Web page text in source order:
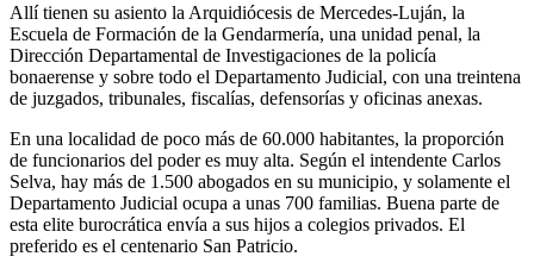
Allí tienen su asiento la Arquidiócesis de Mercedes-Luján, la
Escuela de Formación de la Gendarmería, una unidad penal, la
Dirección Departamental de Investigaciones de la policía
bonaerense y sobre todo el Departamento Judicial, con una treintena
de juzgados, tribunales, fiscalías, defensorías y oficinas anexas.
En una localidad de poco más de 60.000 habitantes, la proporción
de funcionarios del poder es muy alta. Según el intendente Carlos
Selva, hay más de 1.500 abogados en su municipio, y solamente el
Departamento Judicial ocupa a unas 700 familias. Buena parte de
esta elite burocrática envía a sus hijos a colegios privados. El
preferido es el centenario San Patricio.